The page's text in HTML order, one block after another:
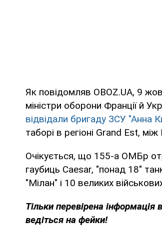
Як повідомляв OBOZ.UA, 9
міністри оборони Франції й
відвідали бригаду ЗСУ "Анна
таборі в регіоні Grand Est,
Очікується, що 155-а ОМБр
гаубиць Caesar, "понад 18"
"Мілан" і 10 великих
Тільки перевірена інформація
ведіться на фейки!